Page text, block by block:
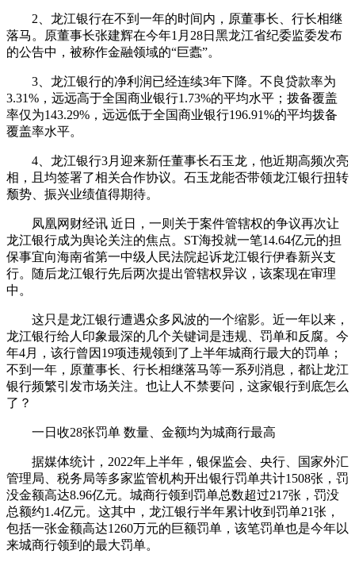
2、龙江银行在不到一年的时间内，原董事长、行长相继
落马。原董事长张建辉在今年1月28日黑龙江省纪委监委发布
的公告中，被称作金融领域的“巨蠹”。
3、龙江银行的净利润已经连续3年下降。不良贷款率为
3.31%，远远高于全国商业银行1.73%的平均水平；拨备覆盖
率仅为143.29%，远远低于全国商业银行196.91%的平均拨备
覆盖率水平。
4、龙江银行3月迎来新任董事长石玉龙，他近期高频次亮
相，且均签署了相关合作协议。石玉龙能否带领龙江银行扭转
颓势、振兴业绩值得期待。
凤凰网财经讯 近日，一则关于案件管辖权的争议再次让
龙江银行成为舆论关注的焦点。ST海投就一笔14.64亿元的担
保事宜向海南省第一中级人民法院起诉龙江银行伊春新兴支
行。随后龙江银行先后两次提出管辖权异议，该案现在审理
中。
这只是龙江银行遭遇众多风波的一个缩影。近一年以来，
龙江银行给人印象最深的几个关键词是违规、罚单和反腐。今
年4月，该行曾因19项违规领到了上半年城商行最大的罚单；
不到一年，原董事长、行长相继落马等一系列消息，都让龙江
银行频繁引发市场关注。也让人不禁要问，这家银行到底怎么
了？
一日收28张罚单 数量、金额均为城商行最高
据媒体统计，2022年上半年，银保监会、央行、国家外汇
管理局、税务局等多家监管机构开出银行罚单共计1508张，罚
没金额高达8.96亿元。城商行领到罚单总数超过217张，罚没
总额约1.4亿元。这其中，龙江银行半年累计收到罚单21张，
包括一张金额高达1260万元的巨额罚单，该笔罚单也是今年以
来城商行领到的最大罚单。